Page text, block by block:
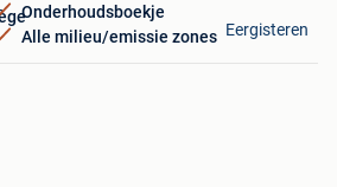
Onderhoudsboekje
Alle milieu/emissie zones Eergisteren